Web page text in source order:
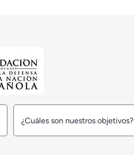
¿Cuáles son nuestros objetivos?